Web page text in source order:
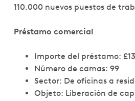
110.000 nuevos puestos de
Préstamo comercial
Importe del préstamo:
Número de camas: 99
Sector: De oficinas a
Objeto: Liberación de